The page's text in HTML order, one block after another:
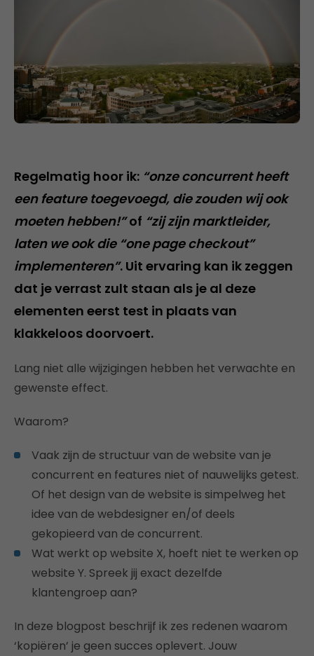
Regelmatig hoor ik: “onze concurrent heeft
een feature toegevoegd, die zouden wij ook
moeten hebben!”of “zij zijn marktleider,
laten we ook die “one page checkout”
implementeren”. Uit ervaring kan ik zeggen
dat je verrast zult staan als je al deze
elementen eerst test in plaats van
klakkeloos doorvoert.
Lang niet alle wijzigingen hebben het verwachte en
gewenste effect.
Waarom?
Vaak zijn de structuur van de website van je
concurrent en features niet of nauwelijks getest.
Of het design van de website is simpelweg het
idee van de webdesigner en/of deels
gekopieerd van de concurrent.
Wat werkt op website X, hoeft niet te werken op
website Y. Spreek jij exact dezelfde
klantengroep aan?
In deze blogpost beschrijf ik zes redenen waarom
‘kopiëren’ je geen succes oplevert. Jouw